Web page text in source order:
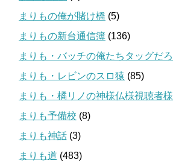
まりもの俺が賭け橋 (5)
まりもの新台通信簿 (136)
まりも・バッチの俺たちタッグだろ
まりも・レビンのスロ猿 (85)
まりも・橘リノの神様仏様視聴者様
まりも予備校 (8)
まりも神話 (3)
まりも道 (483)